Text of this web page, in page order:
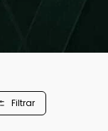
Filtrar